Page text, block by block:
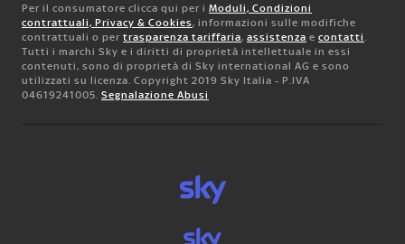
Per il consumatore clicca qui per i Moduli, Condizioni
contrattuali, Privacy & Cookies, informazioni sulle modifiche
contrattuali o per trasparenza tariffaria, assistenza e contatti.
Tutti i marchi Sky e i diritti di proprietà intellettuale in essi
contenuti, sono di proprietà di Sky international AG e sono
utilizzati su licenza. Copyright 2019 Sky Italia - P.IVA
04619241005. Segnalazione Abusi